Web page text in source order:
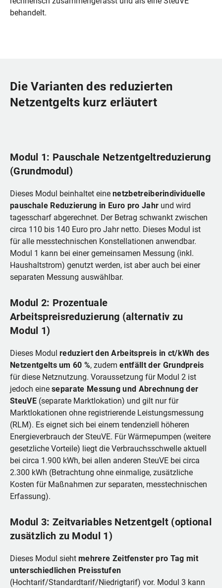
behandelt.
Die Varianten des reduzierten
Netzentgelts kurz erläutert
Modul 1: Pauschale Netzentgeltreduzierung
(Grundmodul)
Dieses Modul beinhaltet eine netzbetreiberindividuelle
pauschale Reduzierung in Euro pro Jahr und wird
tagesscharf abgerechnet. Der Betrag schwankt zwischen
circa 110 bis 140 Euro pro Jahr netto. Dieses Modul ist
für alle messtechnischen Konstellationen anwendbar.
Modul 1 kann bei einer gemeinsamen Messung (inkl.
Haushaltstrom) genutzt werden, ist aber auch bei einer
separaten Messung auswählbar.
Modul 2: Prozentuale
Arbeitspreisreduzierung (alternativ zu
Modul 1)
Dieses Modul reduziert den Arbeitspreis in ct/kWh des
Netzentgelts um 60 %, zudementfällt der Grundpreis
für diese Netznutzung. Voraussetzung für Modul 2 ist
jedoch eine separate Messung und Abrechnung der
SteuVE(separate Marktlokation) und gilt nur für
Marktlokationen ohne registrierende Leistungsmessung
(RLM). Es eignet sich bei einem tendenziell höheren
Energieverbrauch der SteuVE. Für Wärmepumpen (weitere
gesetzliche Vorteile) liegt die Verbrauchsschwelle aktuell
bei circa 1.900 kWh, bei allen anderen SteuVE bei circa
2.300 kWh (Betrachtung ohne einmalige, zusätzliche
Kosten für Maßnahmen zur separaten, messtechnischen
Erfassung).
Modul 3: Zeitvariables Netzentgelt (optional
zusätzlich zu Modul 1)
Dieses Modul sieht mehrere Zeitfenster pro Tag mit
unterschiedlichen Preisstufen
(Hochtarif/Standardtarif/Niedrigtarif) vor. Modul 3 kann